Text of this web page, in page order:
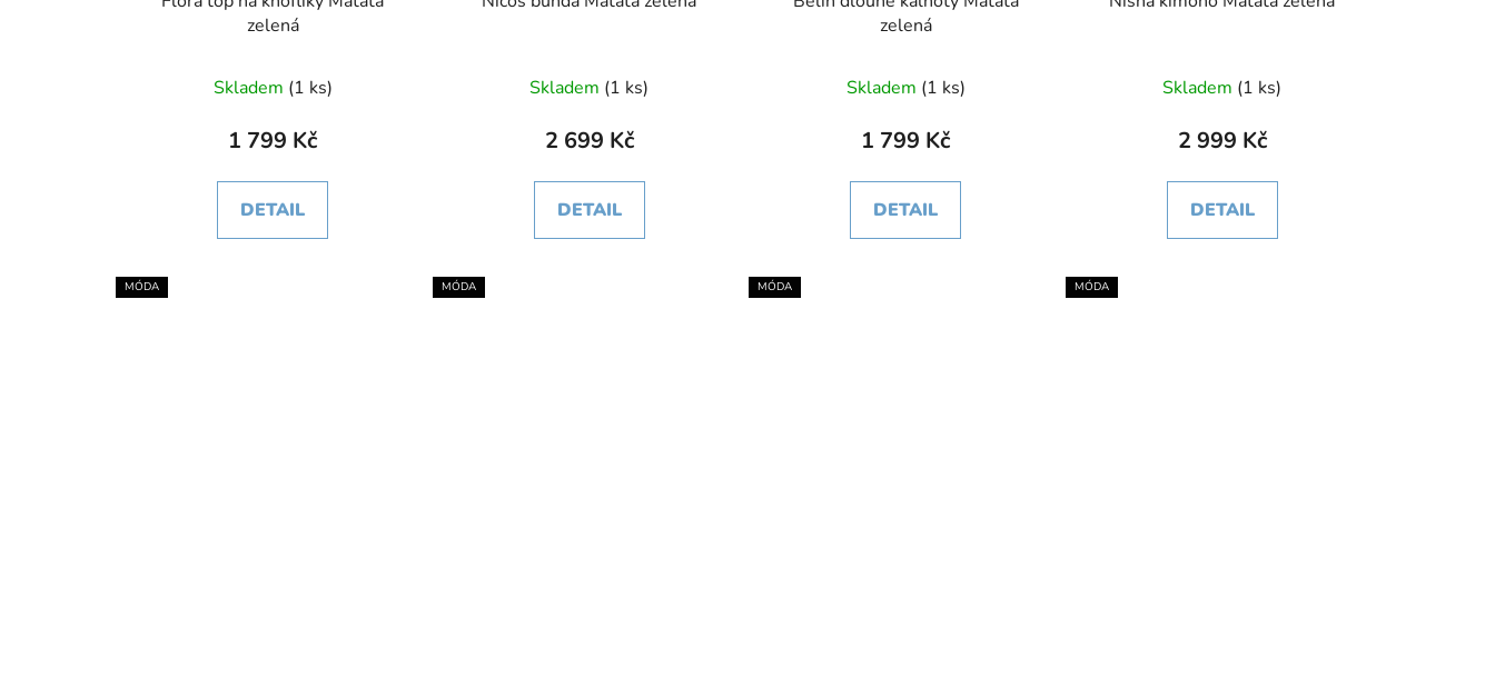
zelená
Skladem (1 ks)
1 799 Kč
DETAIL
Skladem (1 ks)
2 699 Kč
DETAIL
zelená
Skladem (1 ks)
1 799 Kč
DETAIL
Skladem (1 ks)
2 999 Kč
DETAIL
MÓDA MÓDA MÓDA MÓDA